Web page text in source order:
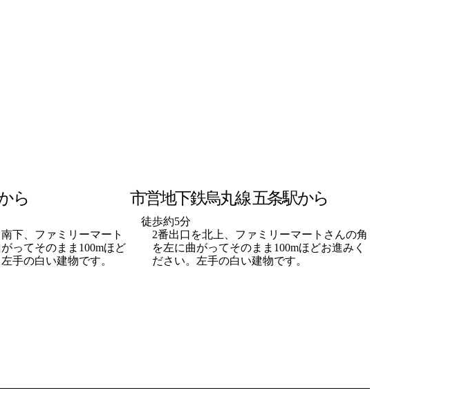
ら
下、ファミリーマート
ってそのまま100mほど
手の白い建物です。
市営地下鉄烏丸線 五条駅から
徒歩約5分
2番出口を北上、ファミリーマートさんの角
を左に曲がってそのまま100mほどお進みく
ださい。左手の白い建物です。